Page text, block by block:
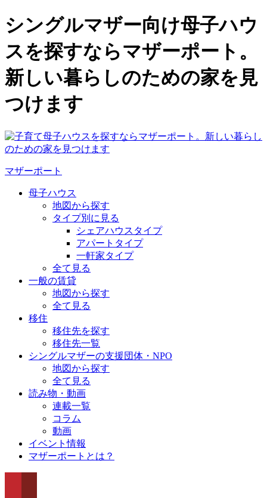
シングルマザー向け母子ハウ
スを探すならマザーポート。
新しい暮らしのための家を見
つけます
マザーポート
母子ハウス
地図から探す
タイプ別に見る
シェアハウスタイプ
アパートタイプ
一軒家タイプ
全て見る
一般の賃貸
地図から探す
全て見る
移住
移住先を探す
移住先一覧
シングルマザーの支援団体・NPO
地図から探す
全て見る
読み物・動画
連載一覧
コラム
動画
イベント情報
マザーポートとは？